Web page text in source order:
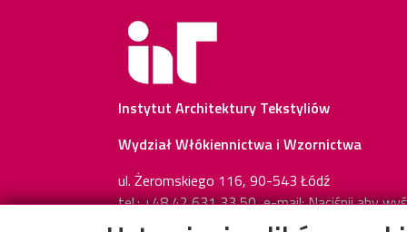
Instytut Architektury Tekstyliów
Wydział Włókiennictwa i Wzornictwa
ul. Żeromskiego 116, 90-543 Łódź
tel.: +48 42 631 33 50, e-mail:Naciśnij aby
email